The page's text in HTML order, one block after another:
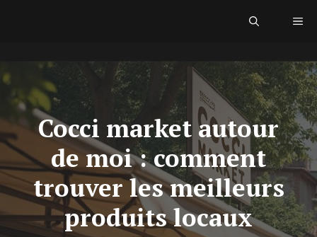
Cocci market autour
de moi : comment
trouver les meilleurs
produits locaux